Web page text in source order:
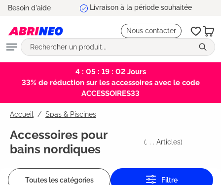
principal
Besoin d'aide
Nous contacter
4 : 05 : 19 : 02Jours
33% de réduction sur les accessoires avec le code
ACCESSOIRES33
Accueil Spas & Piscines
Accessoires pour
bains nordiques
(. . . Articles)
Toutes les catégories Filtre